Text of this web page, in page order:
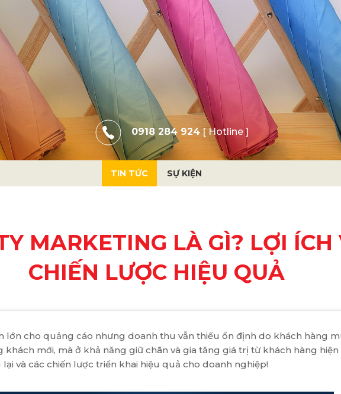
0918 284 924 [ Hotline ]
TIN TỨC SỰ KIỆN
MARKETING LÀ GÌ? LỢI ÍCH
CHIẾN LƯỢC HIỆU QUẢ
lớn cho quảng cáo nhưng doanh thu vẫn thiếu ổn định do khách hàng
mới, mà ở khả năng giữ chân và gia tăng giá trị từ khách hàng hiện
và các chiến lược triển khai hiệu quả cho doanh nghiệp!